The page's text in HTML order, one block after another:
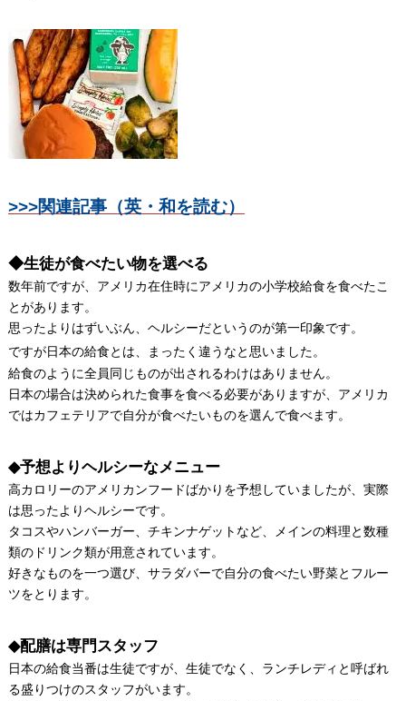
>>>関連記事（英・和を読む）
◆生徒が食べたい物を選べる
数年前ですが、アメリカ在住時にアメリカの小学校給食を食べたこ
とがあります。
思ったよりはずいぶん、ヘルシーだというのが第一印象です。
ですが日本の給食とは、まったく違うなと思いました。
給食のように全員同じものが出されるわけはありません。
日本の場合は決められた食事を食べる必要がありますが、アメリカ
ではカフェテリアで自分が食べたいものを選んで食べます。
◆予想よりヘルシーなメニュー
高カロリーのアメリカンフードばかりを予想していましたが、実際
は思ったよりヘルシーです。
タコスやハンバーガー、チキンナゲットなど、メインの料理と数種
類のドリンク類が用意されています。
好きなものを一つ選び、サラダバーで自分の食べたい野菜とフルー
ツをとります。
◆配膳は専門スタッフ
日本の給食当番は生徒ですが、生徒でなく、ランチレディと呼ばれ
る盛りつけのスタッフがいます。